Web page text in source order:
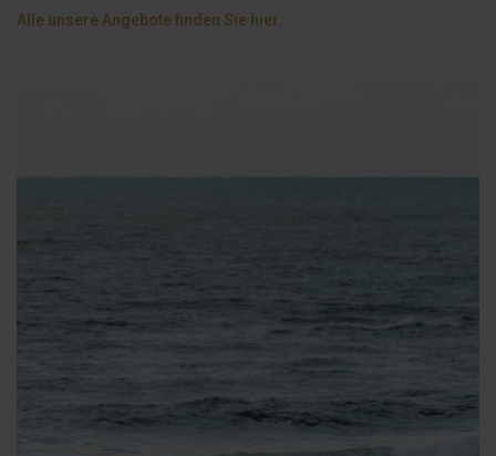
Alle unsere Angebote finden Sie hier.